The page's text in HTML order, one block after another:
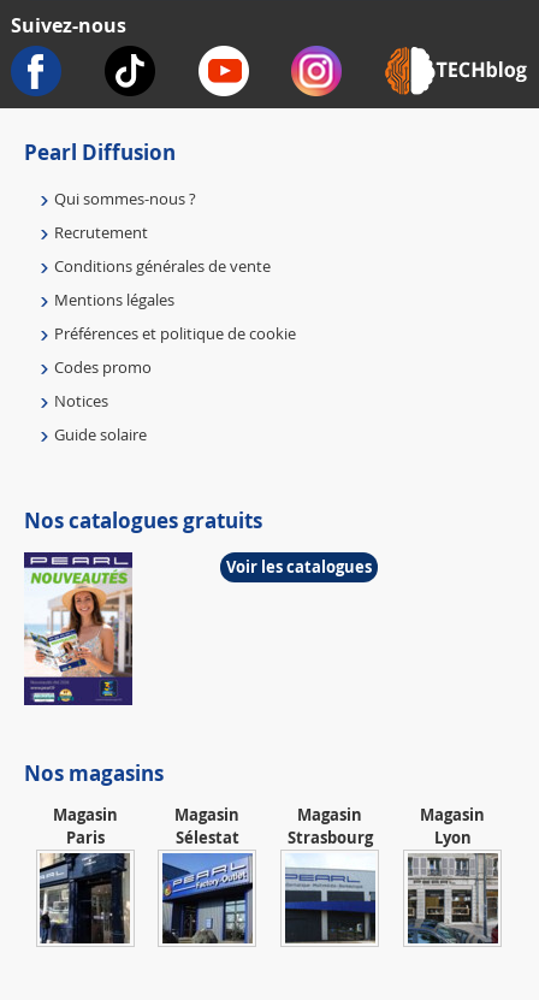
Suivez-nous
Pearl Diffusion
Qui sommes-nous ?
Recrutement
Conditions générales de vente
Mentions légales
Préférences et politique de cookie
Codes promo
Notices
Guide solaire
Nos catalogues gratuits
Voir les catalogues
Nos magasins
Magasin
Paris
Magasin
Sélestat
Magasin
Strasbourg
Magasin
Lyon